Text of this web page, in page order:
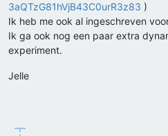
3aQTzG81hVjB43C0urR3z83 )
Ik heb me ook al ingeschreven
Ik ga ook nog een paar extra
experiment.
Jelle